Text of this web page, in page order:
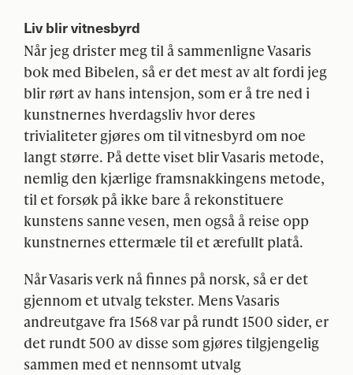
Liv blir vitnesbyrd
Når jeg drister meg til å sammenligne Vasaris
bok med Bibelen, så er det mest av alt fordi jeg
blir rørt av hans intensjon, som er å tre ned i
kunstnernes hverdagsliv hvor deres
trivialiteter gjøres om til vitnesbyrd om noe
langt større. På dette viset blir Vasaris metode,
nemlig den kjærlige framsnakkingens metode,
til et forsøk på ikke bare å rekonstituere
kunstens sanne vesen, men også å reise opp
kunstnernes ettermæle til et ærefullt platå.
Når Vasaris verk nå finnes på norsk, så er det
gjennom et utvalg tekster. Mens Vasaris
andreutgave fra 1568 var på rundt 1500 sider, er
det rundt 500 av disse som gjøres tilgjengelig
sammen med et nennsomt utvalg